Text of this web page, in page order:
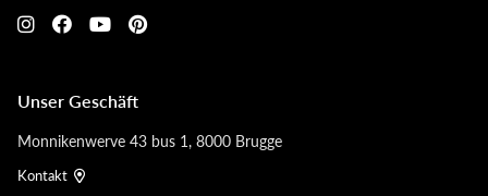
Unser Geschäft
Monnikenwerve 43 bus 1, 8000 Brugge
Kontakt